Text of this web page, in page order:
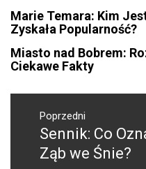
Marie Temara: Kim
Zyskała Popularność?
Miasto nad Bobrem:
Ciekawe Fakty
Nawigacja
wpisuPoprzedni
Poprzedni
wpis:
Sennik: Co
Ząb we Śnie?